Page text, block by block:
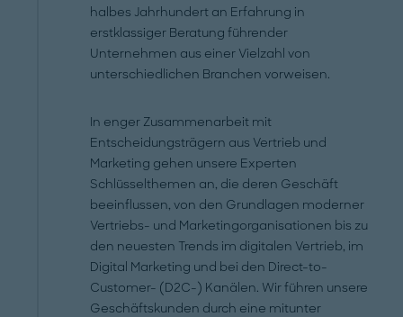
halbes Jahrhundert an Erfahrung in
erstklassiger Beratung führender
Unternehmen aus einer Vielzahl von
unterschiedlichen Branchen vorweisen.
In enger Zusammenarbeit mit
Entscheidungsträgern aus Vertrieb und
Marketing gehen unsere Experten
Schlüsselthemen an, die deren Geschäft
beeinflussen, von den Grundlagen moderner
Vertriebs- und Marketingorganisationen bis zu
den neuesten Trends im digitalen Vertrieb, im
Digital Marketing und bei den Direct-to-
Customer- (D2C-) Kanälen. Wir führen unsere
Geschäftskunden durch eine mitunter